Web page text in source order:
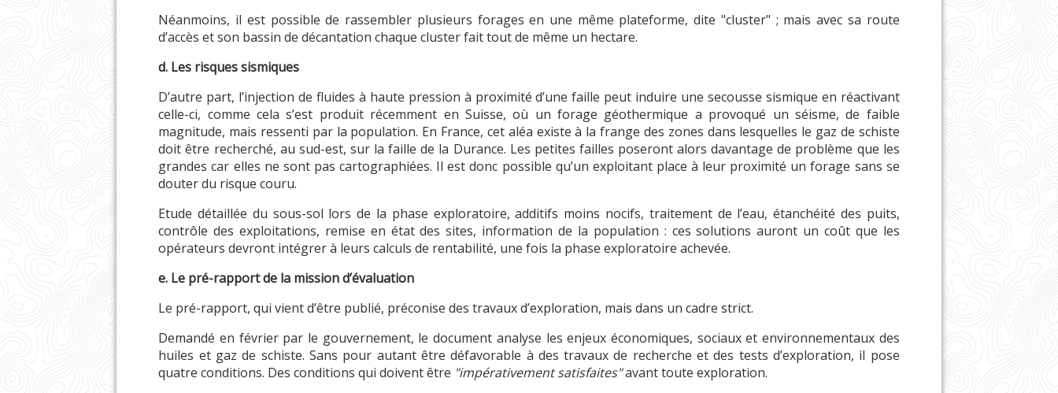
Néanmoins, il est possible de rassembler plusieurs forages en une même plateforme, dite "cluster" ; mais avec sa route
d’accès et son bassin de décantation chaque cluster fait tout de même un hectare.
d. Les risques sismiques
D’autre part, l’injection de fluides à haute pression à proximité d’une faille peut induire une secousse sismique en réactivant
celle-ci, comme cela s’est produit récemment en Suisse, où un forage géothermique a provoqué un séisme, de faible
magnitude, mais ressenti par la population. En France, cet aléa existe à la frange des zones dans lesquelles le gaz de schiste
doit être recherché, au sud-est, sur la faille de la Durance. Les petites failles poseront alors davantage de problème que les
grandes car elles ne sont pas cartographiées. Il est donc possible qu’un exploitant place à leur proximité un forage sans se
douter du risque couru.
Etude détaillée du sous-sol lors de la phase exploratoire, additifs moins nocifs, traitement de l’eau, étanchéité des puits,
contrôle des exploitations, remise en état des sites, information de la population : ces solutions auront un coût que les
opérateurs devront intégrer à leurs calculs de rentabilité, une fois la phase exploratoire achevée.
e. Le pré-rapport de la mission d’évaluation
Le pré-rapport, qui vient d’être publié, préconise des travaux d’exploration, mais dans un cadre strict.
Demandé en février par le gouvernement, le document analyse les enjeux économiques, sociaux et environnementaux des
huiles et gaz de schiste. Sans pour autant être défavorable à des travaux de recherche et des tests d’exploration, il pose
quatre conditions. Des conditions qui doivent être "impérativement satisfaites"avant toute exploration.